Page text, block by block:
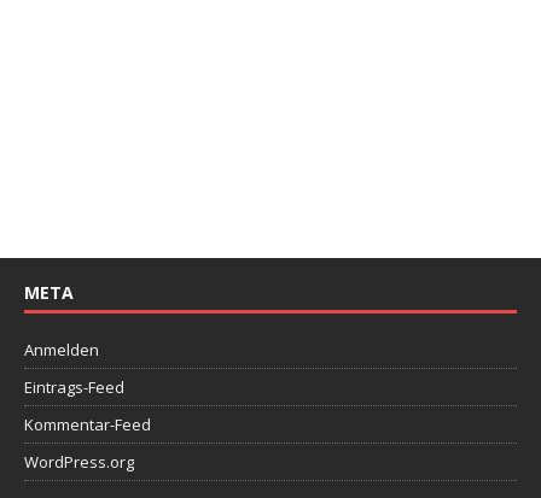
META
Anmelden
Eintrags-Feed
Kommentar-Feed
WordPress.org